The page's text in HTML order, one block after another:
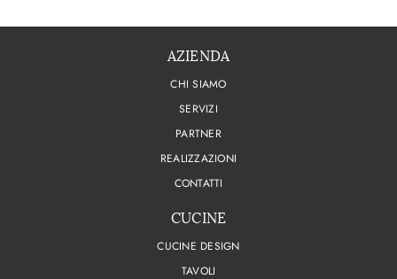
AZIENDA
CHI SIAMO
SERVIZI
PARTNER
REALIZZAZIONI
CONTATTI
CUCINE
CUCINE DESIGN
TAVOLI